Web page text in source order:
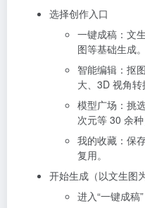
选择创作入口
一键成稿：文
图等基础生成。
智能编辑：抠
大、3D 视角转
模型广场：挑
次元等 30 余种
我的收藏：保
复用。
开始生成（以文生图
进入“一键成稿”